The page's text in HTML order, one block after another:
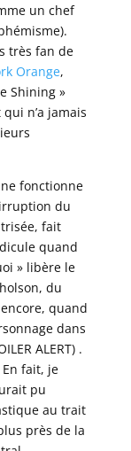
un chef
très fan de
Orange,
Shining »
n’a jamais
fonctionne
du
fait
quand
» libère le
du
quand
dans
ALERT) .
fait, je
pu
au trait
près de la